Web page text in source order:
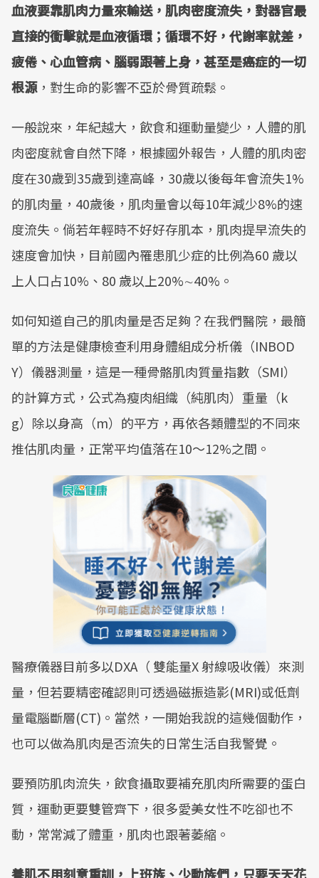
血液要靠肌肉力量來輸送，肌肉密度流失，對器官最
直接的衝擊就是血液循環；循環不好，代謝率就差，
疲倦、心血管病、腦弱跟著上身，甚至是癌症的一切
根源，對生命的影響不亞於骨質疏鬆。
一般說來，年紀越大，飲食和運動量變少，人體的肌
肉密度就會自然下降，根據國外報告，人體的肌肉密
度在30歲到35歲到達高峰，30歲以後每年會流失1%
的肌肉量，40歲後，肌肉量會以每10年減少8%的速
度流失。倘若年輕時不好好存肌本，肌肉提早流失的
速度會加快，目前國內罹患肌少症的比例為60 歲以
上人口占10%、80 歲以上20%∼40%。
如何知道自己的肌肉量是否足夠？在我們醫院，最簡
單的方法是健康檢查利用身體組成分析儀（INBOD
Y）儀器測量，這是一種骨骼肌肉質量指數（SMI）
的計算方式，公式為瘦肉組織（純肌肉）重量（k
g）除以身高（m）的平方，再依各類體型的不同來
推估肌肉量，正常平均值落在10～12%之間。
醫療儀器目前多以DXA（ 雙能量X 射線吸收儀）來測
量，但若要精密確認則可透過磁振造影(MRI)或低劑
量電腦斷層(CT)。當然，一開始我說的這幾個動作，
也可以做為肌肉是否流失的日常生活自我警覺。
要預防肌肉流失，飲食攝取要補充肌肉所需要的蛋白
質，運動更要雙管齊下，很多愛美女性不吃卻也不
動，常常減了體重，肌肉也跟著萎縮。
養肌不用刻意重訓，上班族、少動族們，只要天天花